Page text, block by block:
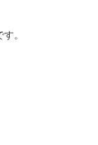
。